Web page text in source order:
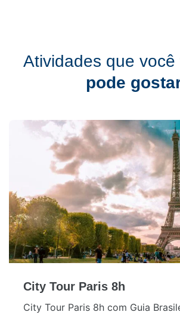
Atividades que você
pode
City Tour Paris 8h
City Tour Paris 8h com Guia